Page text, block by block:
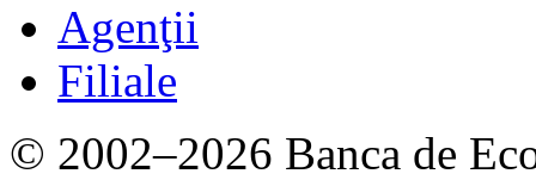
Agenţii
Filiale
© 2002–2026 Banca de